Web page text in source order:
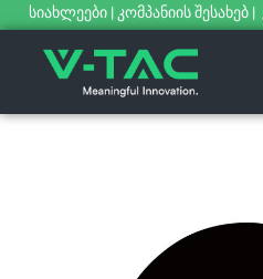
სიახლეები | კომპანიის შესახებ |